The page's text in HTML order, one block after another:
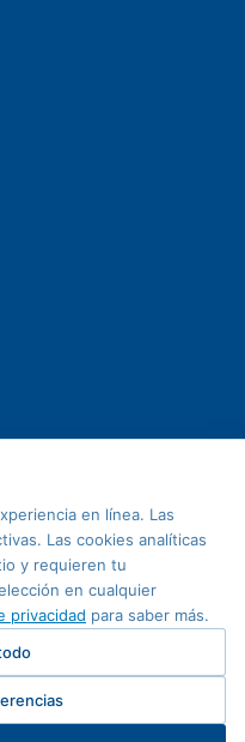
en línea. Las
Las cookies analíticas
y requieren tu
en cualquier
privacidad para saber más.